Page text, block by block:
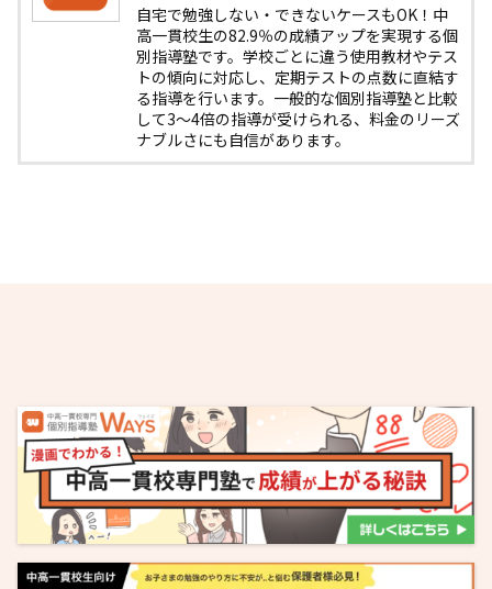
自宅で勉強しない・できないケースもOK！中
高一貫校生の82.9％の成績アップを実現する個
別指導塾です。学校ごとに違う使用教材やテス
トの傾向に対応し、定期テストの点数に直結す
る指導を行います。一般的な個別指導塾と比較
して3〜4倍の指導が受けられる、料金のリーズ
ナブルさにも自信があります。